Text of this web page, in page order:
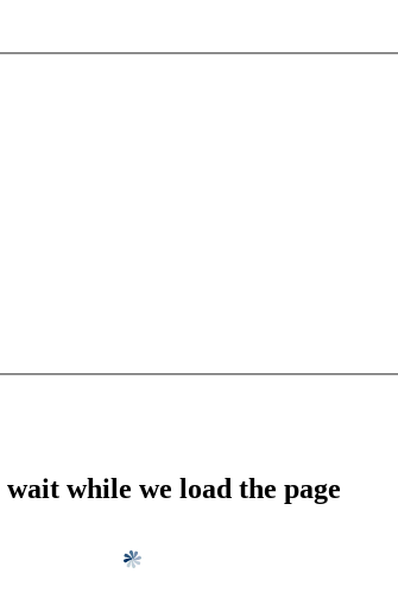
wait while we load the page